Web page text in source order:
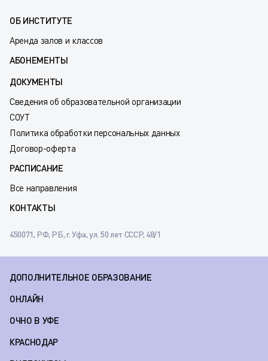
ОБ ИНСТИТУТЕ
Аренда залов и классов
АБОНЕМЕНТЫ
ДОКУМЕНТЫ
Сведения об образовательной организации
СОУТ
Политика обработки персональных данных
Договор-оферта
РАСПИСАНИЕ
Все направления
КОНТАКТЫ
450071, РФ, РБ, г. Уфа, ул. 50 лет СССР, 48/1
ДОПОЛНИТЕЛЬНОЕ ОБРАЗОВАНИЕ
ОНЛАЙН
ОЧНО В УФЕ
КРАСНОДАР